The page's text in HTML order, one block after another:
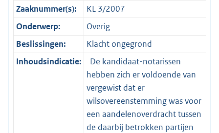
Zaaknummer(s):
KL 3/2007
Onderwerp:
Overig
Beslissingen:
Klacht ongegrond
Inhoudsindicatie:
De kandidaat-notarissen
hebben zich er voldoende van
vergewist dat er
wilsovereenstemming was voor
een aandelenoverdracht tussen
de daarbij betrokken partijen